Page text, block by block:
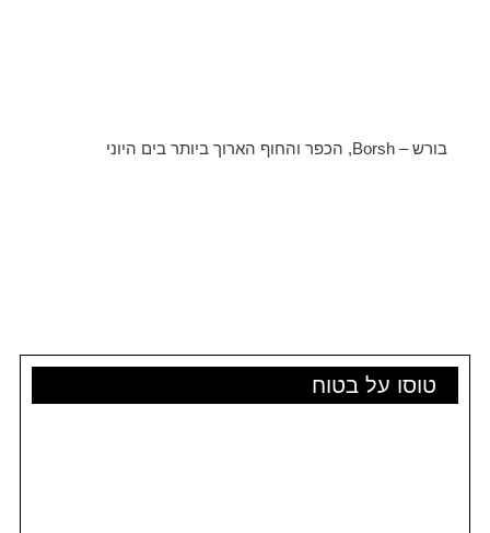
טוסו על בטוח
בורש – Borsh, הכפר והחוף הארוך ביותר בים היוני